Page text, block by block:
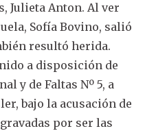
Julieta Anton. Al ver
Sofía Bovino, salió
resultó herida.
a disposición de
y de Faltas Nº 5, a
bajo la acusación de
por ser las